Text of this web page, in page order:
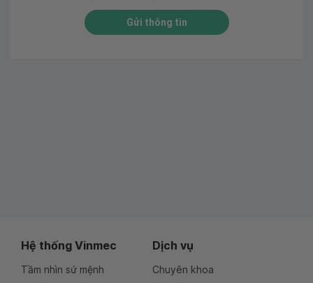
Gửi thông tin
Hệ thống Vinmec
Tầm nhìn sứ mệnh
Dịch vụ
Chuyên khoa